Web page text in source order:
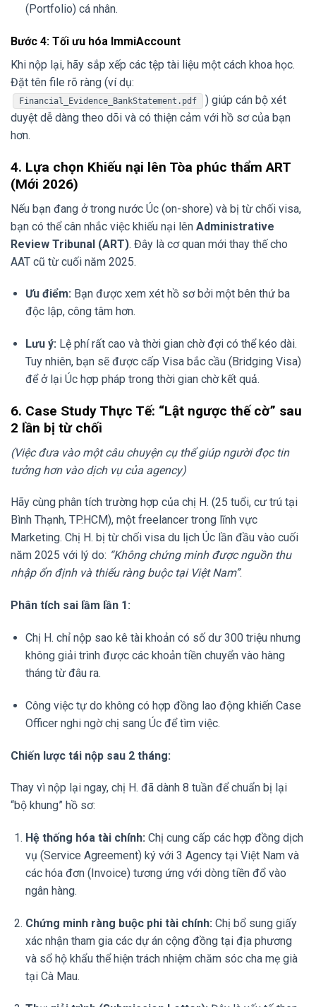
(Portfolio) cá nhân.
Bước 4: Tối ưu hóa ImmiAccount
Khi nộp lại, hãy sắp xếp các tệp tài liệu một cách khoa học.
Đặt tên file rõ ràng (ví dụ:
Financial_Evidence_BankStatement.pdf
) giúp cán bộ xét
duyệt dễ dàng theo dõi và có thiện cảm với hồ sơ của bạn
hơn.
4. Lựa chọn Khiếu nại lên Tòa phúc thẩm ART
(Mới 2026)
Nếu bạn đang ở trong nước Úc (on-shore) và bị từ chối visa,
bạn có thể cân nhắc việc khiếu nại lên Administrative
Review Tribunal (ART). Đây là cơ quan mới thay thế cho
AAT cũ từ cuối năm 2025.
Ưu điểm: Bạn được xem xét hồ sơ bởi một bên thứ ba
độc lập, công tâm hơn.
Lưu ý: Lệ phí rất cao và thời gian chờ đợi có thể kéo dài.
Tuy nhiên, bạn sẽ được cấp Visa bắc cầu (Bridging Visa)
để ở lại Úc hợp pháp trong thời gian chờ kết quả.
6. Case Study Thực Tế: “Lật ngược thế cờ” sau
2 lần bị từ chối
(Việc đưa vào một câu chuyện cụ thể giúp người đọc tin
tưởng hơn vào dịch vụ của agency)
Hãy cùng phân tích trường hợp của chị H. (25 tuổi, cư trú tại
Bình Thạnh, TP.HCM), một freelancer trong lĩnh vực
Marketing. Chị H. bị từ chối visa du lịch Úc lần đầu vào cuối
năm 2025 với lý do: “Không chứng minh được nguồn thu
nhập ổn định và thiếu ràng buộc tại Việt Nam”.
Phân tích sai lầm lần 1:
Chị H. chỉ nộp sao kê tài khoản có số dư 300 triệu nhưng
không giải trình được các khoản tiền chuyển vào hàng
tháng từ đâu ra.
Công việc tự do không có hợp đồng lao động khiến Case
Officer nghi ngờ chị sang Úc để tìm việc.
Chiến lược tái nộp sau 2 tháng:
Thay vì nộp lại ngay, chị H. đã dành 8 tuần để chuẩn bị lại
“bộ khung” hồ sơ:
Hệ thống hóa tài chính: Chị cung cấp các hợp đồng dịch
vụ (Service Agreement) ký với 3 Agency tại Việt Nam và
các hóa đơn (Invoice) tương ứng với dòng tiền đổ vào
ngân hàng.
Chứng minh ràng buộc phi tài chính: Chị bổ sung giấy
xác nhận tham gia các dự án cộng đồng tại địa phương
và sổ hộ khẩu thể hiện trách nhiệm chăm sóc cha mẹ già
tại Cà Mau.